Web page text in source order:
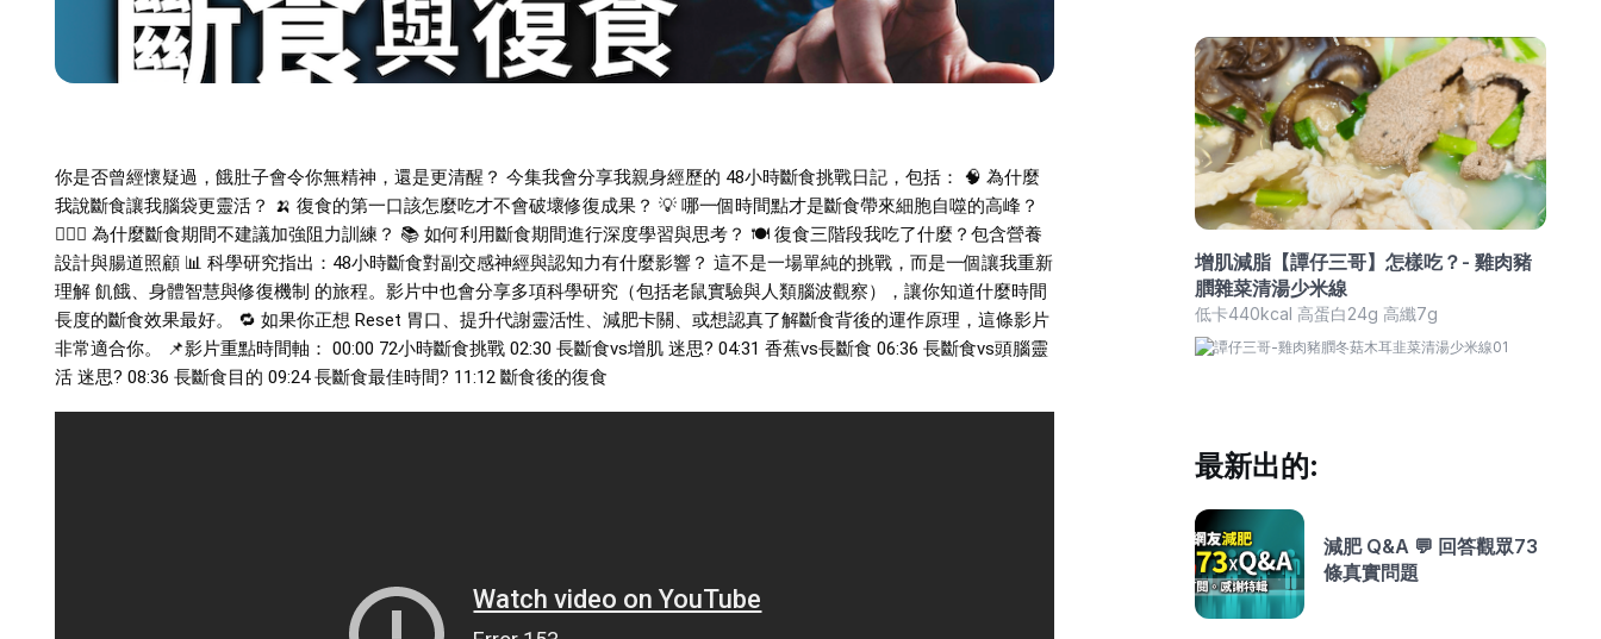
你是否曾經懷疑過，餓肚子會令你無精神，還是更清醒？ 今集我會分享我親身經歷的 48小時斷食挑戰日記，包括： 🧠 為什麼
我說斷食讓我腦袋更靈活？ 🍌 復食的第一口該怎麼吃才不會破壞修復成果？ 💡 哪一個時間點才是斷食帶來細胞自噬的高峰？
🏋🏻‍♀️ 為什麼斷食期間不建議加強阻力訓練？ 📚 如何利用斷食期間進行深度學習與思考？ 🍽 復食三階段我吃了什麼？包含營養
設計與腸道照顧 📊 科學研究指出：48小時斷食對副交感神經與認知力有什麼影響？ 這不是一場單純的挑戰，而是一個讓我重新
理解 飢餓、身體智慧與修復機制 的旅程。影片中也會分享多項科學研究（包括老鼠實驗與人類腦波觀察），讓你知道什麼時間
長度的斷食效果最好。 🔁 如果你正想 Reset 胃口、提升代謝靈活性、減肥卡關、或想認真了解斷食背後的運作原理，這條影片
非常適合你。 📌影片重點時間軸： 00:00 72小時斷食挑戰 02:30 長斷食vs增肌 迷思? 04:31 香蕉vs長斷食 06:36 長斷食vs頭腦靈
活 迷思? 08:36 長斷食目的 09:24 長斷食最佳時間? 11:12 斷食後的復食
增肌減脂【譚仔三哥】怎樣吃？- 雞肉豬
膶雜菜清湯少米線
低卡440kcal 高蛋白24g 高纖7g
最新出的:
減肥 Q&A 💬 回答觀眾73
條真實問題